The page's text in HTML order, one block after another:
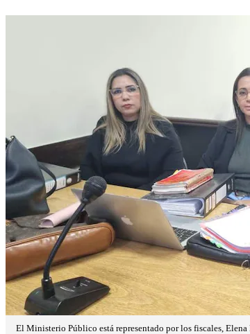
El Ministerio Público está representado por los fiscales, Elena